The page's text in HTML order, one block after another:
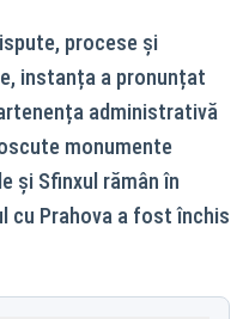
procese și
instanța a pronunțat
administrativă
monumente
și Sfinxul rămân în
cu Prahova a fost închis